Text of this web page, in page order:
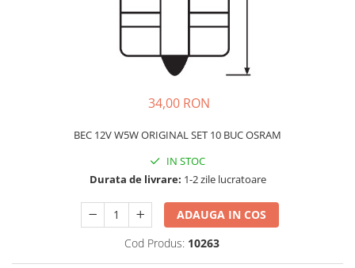
Alte Butoane/Comutatoare
Husa Auto / Prelata Auto
Inchidere Centralizata
34,00 RON
BEC 12V W5W ORIGINAL SET 10 BUC OSRAM
IN STOC
Durata de livrare: 1-2 zile lucratoare
ADAUGA IN COS
Cod Produs: 10263